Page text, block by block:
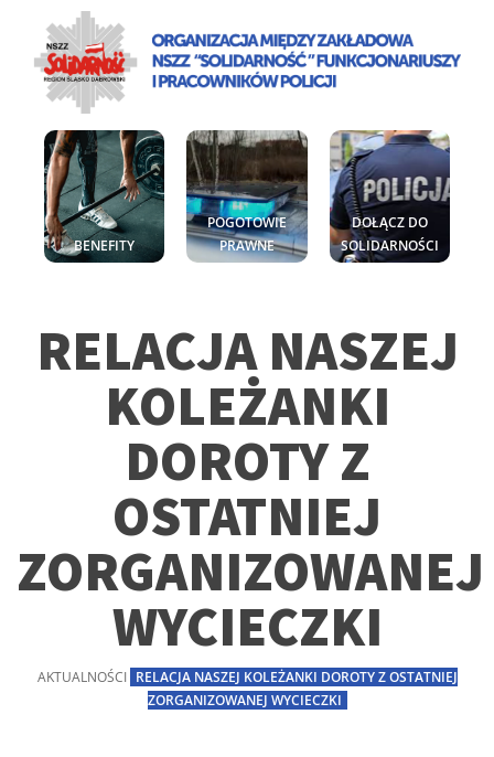
BENEFITY
POGOTOWIE
PRAWNE
DOŁĄCZ DO
SOLIDARNOŚCI
RELACJA NASZEJ
KOLEŻANKI
DOROTY Z
OSTATNIEJ
ZORGANIZOWANEJ
WYCIECZKI
AKTUALNOŚCI RELACJA NASZEJ KOLEŻANKI DOROTY Z OSTATNIEJ
ZORGANIZOWANEJ WYCIECZKI